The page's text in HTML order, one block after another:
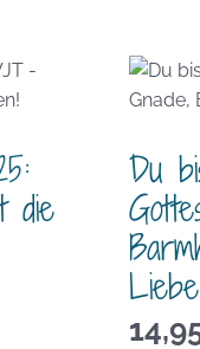
die
Du
Liebe